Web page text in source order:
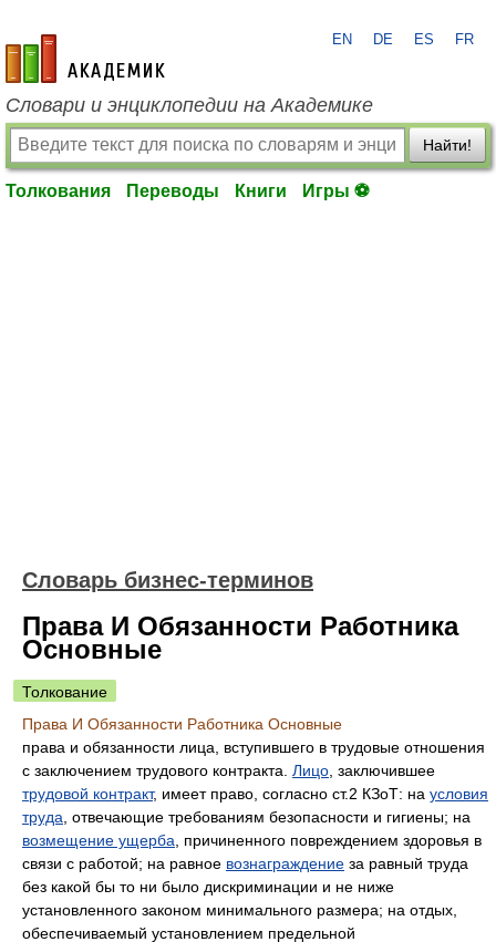
academic.ru
EN DE ES FR
Словари и энциклопедии на Академике
Найти!
Толкования Переводы Книги Игры ⚽
Словарь бизнес-терминов
Права И Обязанности Работника
Основные
Толкование
Права И Обязанности Работника Основные
права и обязанности лица, вступившего в трудовые отношения
с заключением трудового контракта. Лицо , заключившее
трудовой контракт, имеет право, согласно ст.2 КЗоТ: на условия
труда , отвечающие требованиям безопасности и гигиены; на
возмещение ущерба , причиненного повреждением здоровья в
связи с работой; на равное вознаграждение за равный труда
без какой бы то ни было дискриминации и не ниже
установленного законом минимального размера; на отдых,
обеспечиваемый установлением предельной